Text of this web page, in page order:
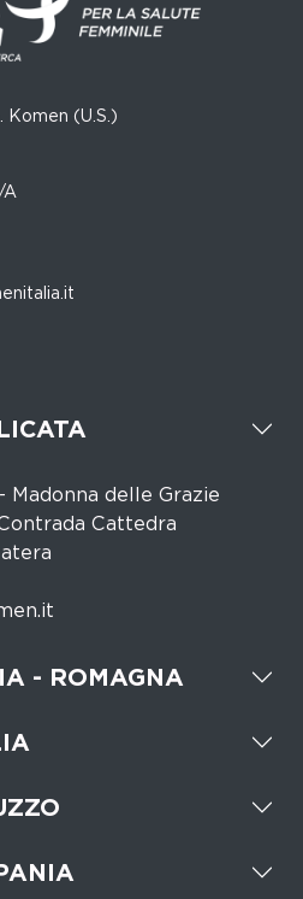
Komen (U.S.)
A
Madonna delle Grazie
Cattedra
- ROMAGNA